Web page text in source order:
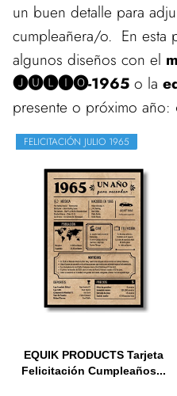
un buen detalle para
cumpleañera/o. En esta
algunos diseños con el
🅙🅤🅛🅘🅞-1965 o la
presente o próximo año:
FELICITACIÓN JULIO 1965
EQUIK PRODUCTS Tarjeta
Felicitación Cumpleaños...